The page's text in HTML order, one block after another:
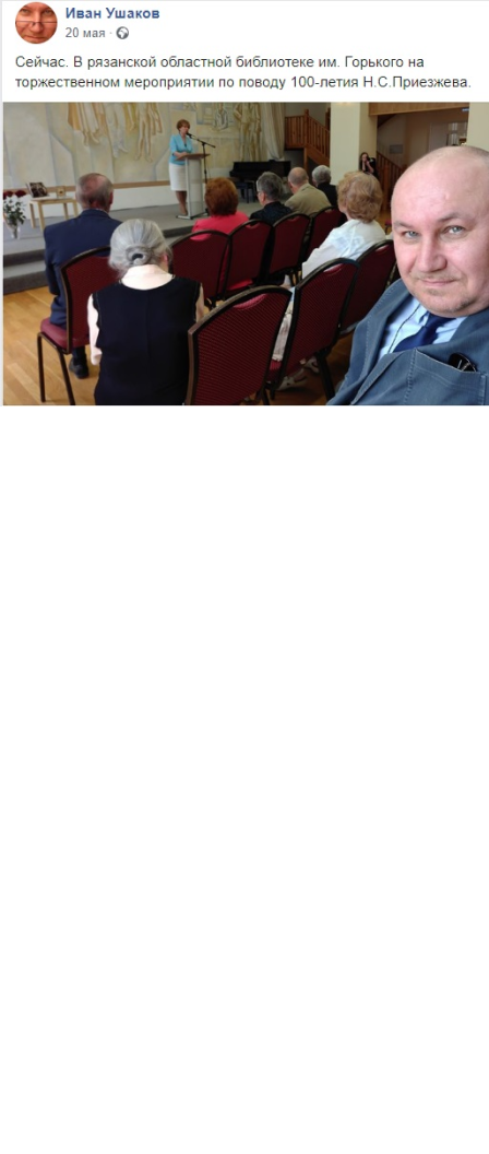
Перейти к основному содержанию